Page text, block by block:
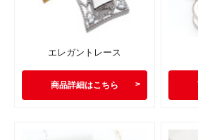
エレガントレース
商品詳細はこちら